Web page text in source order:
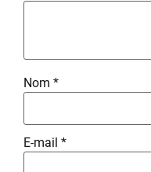
Nom *
E-mail *